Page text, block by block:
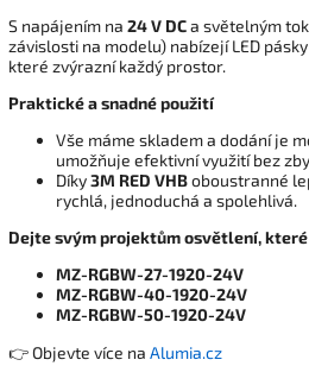
S napájením na 24 V DCa světelným
závislosti na modelu) nabízejí LED
které zvýrazní každý prostor.
Praktické a snadné použití
Vše máme skladem a dodání je
umožňuje efektivní využití bez
Díky3M RED VHBoboustranné
rychlá, jednoduchá a spolehlivá.
Dejte svým projektům osvětlení,
MZ-RGBW-27-1920-24V
MZ-RGBW-40-1920-24V
MZ-RGBW-50-1920-24V
👉 Objevte více na Alumia.cz